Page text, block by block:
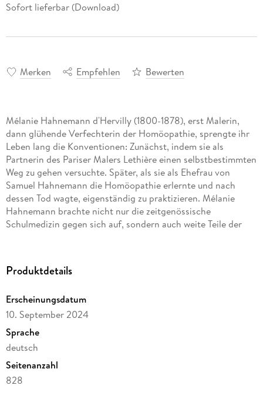
Sofort lieferbar (Download)
Merken Empfehlen Bewerten
Mélanie Hahnemann d'Hervilly (1800-1878), erst Malerin,
dann glühende Verfechterin der Homöopathie, sprengte ihr
Leben lang die Konventionen: Zunächst, indem sie als
Partnerin des Pariser Malers Lethière einen selbstbestimmten
Weg zu gehen versuchte. Später, als sie als Ehefrau von
Samuel Hahnemann die Homöopathie erlernte und nach
dessen Tod wagte, eigenständig zu praktizieren. Mélanie
Hahnemann brachte nicht nur die zeitgenössische
Schulmedizin gegen sich auf, sondern auch weite Teile der
Die Autorin Petra Dörfert M. A. ist Geisteswissenschaftlerin
und selbst als Homöopathin und Heilpraktikerin tätig. Als ihr
bewusst wurde, wie unerforscht Mélanie Hahnemanns Leben
noch war, fing sie Feuer und begab sich auf eine spannende
Spurensuche in Paris und an verschiedenen Orten
Deutschlands, wo sie auf eine große Anzahl bislang
Produktdetails
Erscheinungsdatum
10. September 2024
Sprache
deutsch
Seitenanzahl
828